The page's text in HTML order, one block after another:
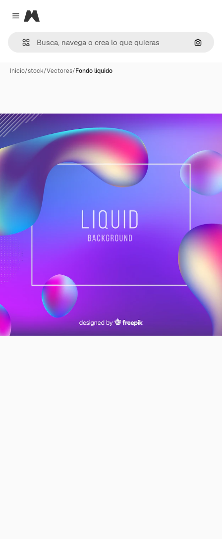
Close menu
Magnific
Inicio/stock/Vectores/Fondo líquido